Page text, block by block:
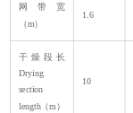
网带宽
（m）
1.6
干燥段长
Drying
section
length（m）
10